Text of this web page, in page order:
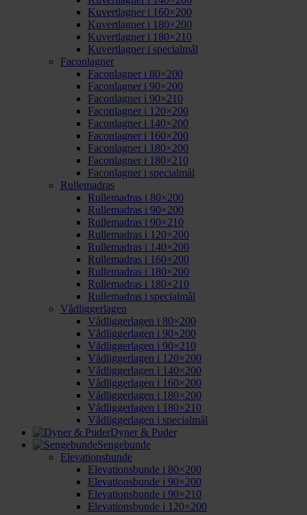
Kuvertlagner i 160×200
Kuvertlagner i 180×200
Kuvertlagner i 180×210
Kuvertlagner i specialmål
Faconlagner
Faconlagner i 80×200
Faconlagner i 90×200
Faconlagner i 90×210
Faconlagner i 120×200
Faconlagner i 140×200
Faconlagner i 160×200
Faconlagner i 180×200
Faconlagner i 180×210
Faconlagner i specialmål
Rullemadras
Rullemadras i 80×200
Rullemadras i 90×200
Rullemadras i 90×210
Rullemadras i 120×200
Rullemadras i 140×200
Rullemadras i 160×200
Rullemadras i 180×200
Rullemadras i 180×210
Rullemadras i specialmål
Vådliggerlagen
Vådliggerlagen i 80×200
Vådliggerlagen i 90×200
Vådliggerlagen i 90×210
Vådliggerlagen i 120×200
Vådliggerlagen i 140×200
Vådliggerlagen i 160×200
Vådliggerlagen i 180×200
Vådliggerlagen i 180×210
Vådliggerlagen i specialmål
Dyner & Puder
Sengebunde
Elevationsbunde
Elevationsbunde i 80×200
Elevationsbunde i 90×200
Elevationsbunde i 90×210
Elevationsbunde i 120×200